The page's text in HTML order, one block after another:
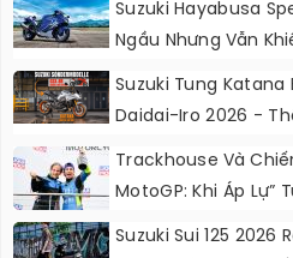
Suzuki Hayabusa
Ngầu Nhưng Vẫn
Suzuki Tung Katana
Daidai-Iro 2026 -
Chơi, Thêm Cá Tính
Trackhouse Và
MotoGP: Khi Áp Lự”
Lực Ngọt Ngào
Suzuki Sui 125 2026